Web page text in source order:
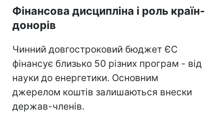
Фінансова дисципліна і роль країн-
донорів
Чинний довгостроковий бюджет ЄС
фінансує близько 50 різних програм - від
науки до енергетики. Основним
джерелом коштів залишаються внески
держав-членів.